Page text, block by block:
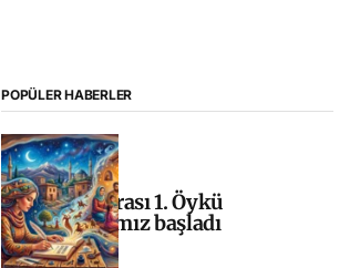
POPÜLER HABERLER
Uluslararası 1. Öykü
Yarışmamız başladı